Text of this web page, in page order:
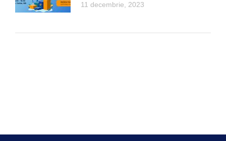
11 decembrie, 2023